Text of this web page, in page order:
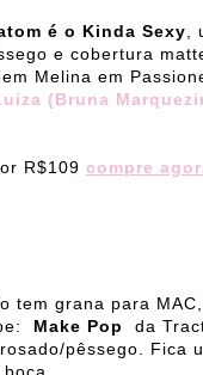
é o Kinda Sexy
e cobertura
Melina em
(Bruna
R$109 compre
tem grana para
Make Pop
da
pêssego. Fica